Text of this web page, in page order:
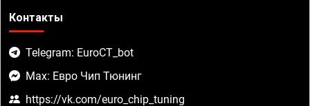
Контакты
Telegram: EuroCT_bot
Max: Евро Чип Тюнинг
https://vk.com/euro_chip_tuning